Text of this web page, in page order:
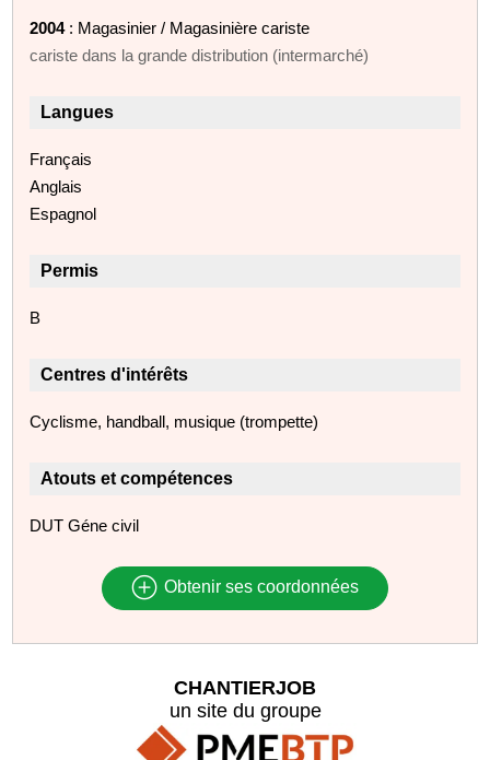
2004: Magasinier / Magasinière cariste
cariste dans la grande distribution (intermarché)
Langues
Français
Anglais
Espagnol
Permis
B
Centres d'intérêts
Cyclisme, handball, musique (trompette)
Atouts et compétences
DUT Géne civil
Obtenir ses coordonnées
CHANTIERJOB
un site du groupe